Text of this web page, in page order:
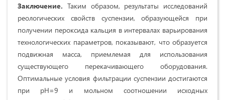
Заключение. Таким образом, результаты исследований
реологических свойств суспензии, образующейся при
получении пероксида кальция в интервалах варьирования
технологических параметров, показывают, что образуется
подвижная масса, приемлемая для использования
существующего перекачивающего оборудования.
Оптимальные условия фильтрации суспензии достигаются
при рН=9 и мольном соотношении исходных